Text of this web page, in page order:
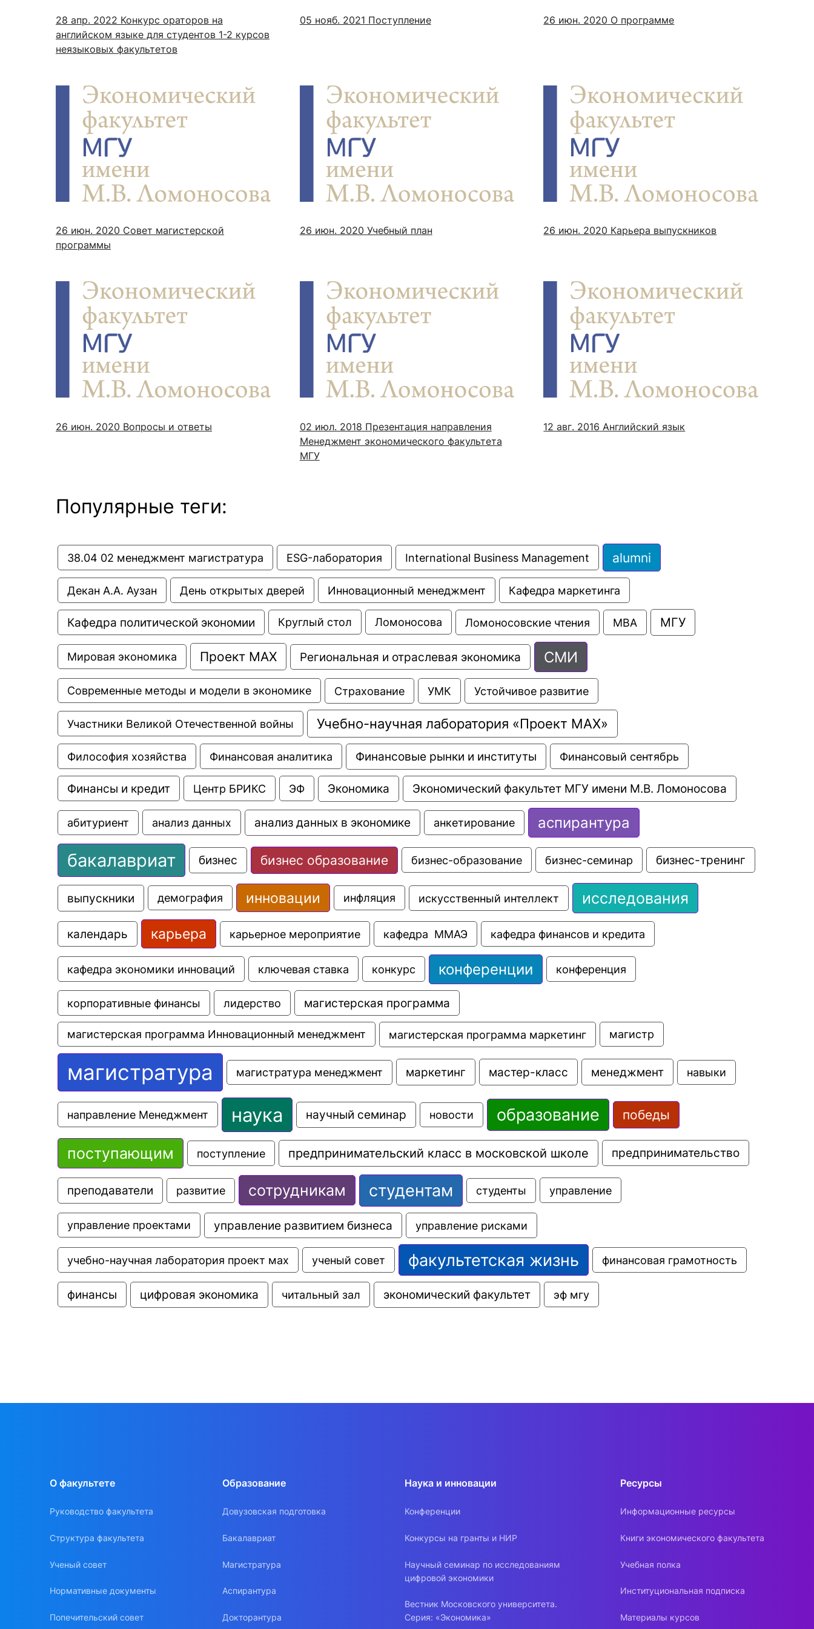
28 апр. 2022 Конкурс ораторов на
английском языке для студентов 1-2 курсов
неязыковых факультетов
05 нояб. 2021 Поступление 26 июн. 2020 О программе
26 июн. 2020 Совет магистерской
программы
26 июн. 2020 Учебный план 26 июн. 2020 Карьера выпускников
26 июн. 2020 Вопросы и ответы 02 июл. 2018 Презентация направления
Менеджмент экономического факультета
МГУ
12 авг. 2016 Английский язык
Популярные теги:
38.04 02 менеджмент магистратура ESG-лаборатория International Business Management alumni
Декан А.А. Аузан День открытых дверей Инновационный менеджмент Кафедра маркетинга
Кафедра политической экономии Круглый стол Ломоносова Ломоносовские чтения МВА МГУ
Мировая экономика Проект МАХ Региональная и отраслевая экономика СМИ
Современные методы и модели в экономике Страхование УМК Устойчивое развитие
Участники Великой Отечественной войны Учебно-научная лаборатория «Проект МАХ»
Философия хозяйства Финансовая аналитика Финансовые рынки и институты Финансовый сентябрь
Финансы и кредит Центр БРИКС ЭФ Экономика Экономический факультет МГУ имени М.В. Ломоносова
абитуриент анализ данных анализ данных в экономике анкетирование аспирантура
бакалавриат бизнес бизнес образование бизнес-образование бизнес-семинар бизнес-тренинг
выпускники демография инновации инфляция искусственный интеллект исследования
календарь карьера карьерное мероприятие кафедра  ММАЭ кафедра финансов и кредита
кафедра экономики инноваций ключевая ставка конкурс конференции конференция
корпоративные финансы лидерство магистерская программа
магистерская программа Инновационный менеджмент магистерская программа маркетинг магистр
магистратура магистратура менеджмент маркетинг мастер-класс менеджмент навыки
направление Менеджмент наука научный семинар новости образование победы
поступающим поступление предпринимательский класс в московской школе предпринимательство
преподаватели развитие сотрудникам студентам студенты управление
управление проектами управление развитием бизнеса управление рисками
учебно-научная лаборатория проект мах ученый совет факультетская жизнь финансовая грамотность
финансы цифровая экономика читальный зал экономический факультет эф мгу
О факультете
Руководство факультета
Структура факультета
Ученый совет
Нормативные документы
Попечительский совет
Образование
Довузовская подготовка
Бакалавриат
Магистратура
Аспирантура
Докторантура
Наука и инновации
Конференции
Конкурсы на гранты и НИР
Научный семинар по исследованиям
цифровой экономики
Вестник Московского университета.
Серия: «Экономика»
Ресурсы
Информационные ресурсы
Книги экономического факультета
Учебная полка
Институциональная подписка
Материалы курсов